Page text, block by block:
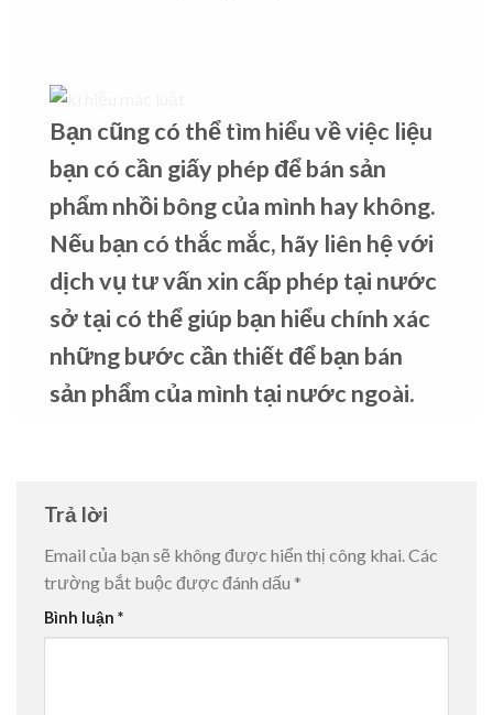
Bạn cũng có thể tìm hiểu về việc liệu
bạn có cần giấy phép để bán sản
phẩm nhồi bông của mình hay không.
Nếu bạn có thắc mắc, hãy liên hệ với
dịch vụ tư vấn xin cấp phép tại nước
sở tại có thể giúp bạn hiểu chính xác
những bước cần thiết để bạn bán
sản phẩm của mình tại nước ngoài.
Trả lời
Email của bạn sẽ không được hiển thị công khai.Các
trường bắt buộc được đánh dấu *
Bình luận *